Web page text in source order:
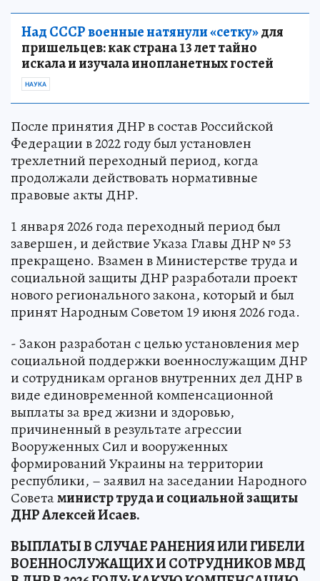
Над СССР военные натянули «сетку»для
пришельцев: как страна 13 лет тайно
искала и изучала инопланетных гостей
НАУКА
После принятия ДНР в состав Российской
Федерации в 2022 году был установлен
трехлетний переходный период, когда
продолжали действовать нормативные
правовые акты ДНР.
1 января 2026 года переходный период был
завершен, и действие Указа Главы ДНР № 53
прекращено. Взамен в Министерстве труда и
социальной защиты ДНР разработали проект
нового регионального закона, который и был
принят Народным Советом 19 июня 2026 года.
- Закон разработан с целью установления мер
социальной поддержки военнослужащим ДНР
и сотрудникам органов внутренних дел ДНР в
виде единовременной компенсационной
выплаты за вред жизни и здоровью,
причиненный в результате агрессии
Вооруженных Сил и вооруженных
формирований Украины на территории
республики, – заявил на заседании Народного
Советаминистр труда и социальной защиты
ДНР Алексей Исаев.
ВЫПЛАТЫ В СЛУЧАЕ РАНЕНИЯ ИЛИ ГИБЕЛИ
ВОЕННОСЛУЖАЩИХ И СОТРУДНИКОВ МВД